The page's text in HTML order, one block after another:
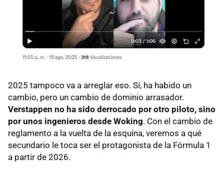
2025 tampoco va a arreglar eso. Sí, ha habido un
cambio, pero un cambio de dominio arrasador.
Verstappen no ha sido derrocado por otro piloto, sino
por unos ingenieros desde Woking. Con el cambio de
reglamento a la vuelta de la esquina, veremos a qué
secundario le toca ser el protagonista de la Fórmula 1
a partir de 2026.